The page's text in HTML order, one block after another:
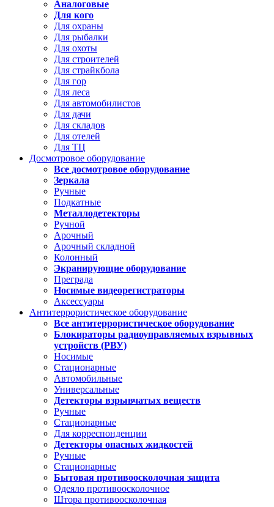
Аналоговые
Для кого
Для охраны
Для рыбалки
Для охоты
Для строителей
Для страйкбола
Для гор
Для леса
Для автомобилистов
Для дачи
Для складов
Для отелей
Для ТЦ
Досмотровое оборудование
Все досмотровое оборудование
Зеркала
Ручные
Подкатные
Металлодетекторы
Ручной
Арочный
Арочный складной
Колонный
Экранирующие оборудование
Преграда
Носимые видеорегистраторы
Аксессуары
Антитеррористическое оборудование
Все антитеррористическое оборудование
Блокираторы радиоуправляемых взрывных
устройств (РВУ)
Носимые
Стационарные
Автомобильные
Универсальные
Детекторы взрывчатых веществ
Ручные
Стационарные
Для корреспонденции
Детекторы опасных жидкостей
Ручные
Стационарные
Бытовая противоосколочная защита
Одеяло противоосколочное
Штора противоосколочная